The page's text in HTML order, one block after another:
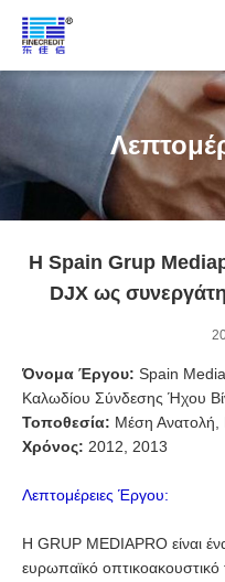
Η Spain Grup
DJX ως
Όνομα Έργου: Spain
Καλωδίου Σύνδεσης Ήχου
Τοποθεσία: Μέση
Χρόνος: 2012, 2013
Λεπτομέρειες Έργου:
Η GRUP MEDIAPRO είναι
ευρωπαϊκό